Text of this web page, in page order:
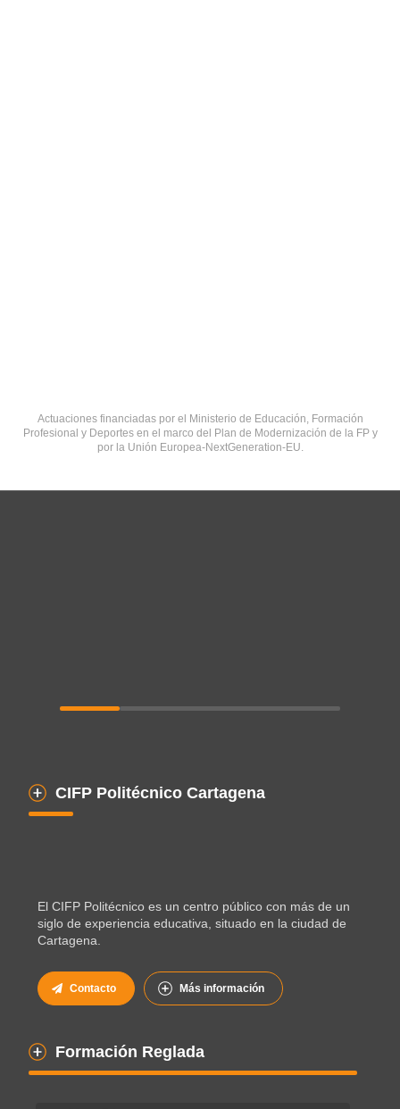
Actuaciones financiadas por el Ministerio de Educación, Formación
Profesional y Deportes en el marco del Plan de Modernización de la FP y
por la Unión Europea-NextGeneration-EU.
CIFP Politécnico Cartagena
El CIFP Politécnico es un centro público con más de un
siglo de experiencia educativa, situado en la ciudad de
Cartagena.
Contacto Más información
Formación Reglada